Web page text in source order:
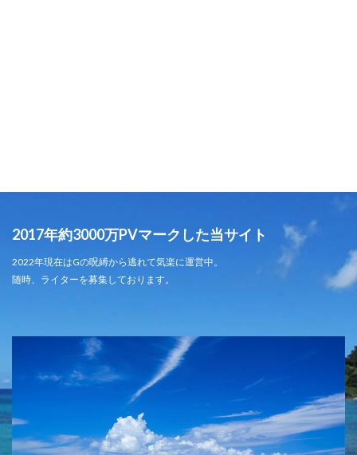
2017年約3000万PVマークした当サイト
2022年現在はGの呪縛から逃れて気楽に運営中。
随時、ライターを募集しております。